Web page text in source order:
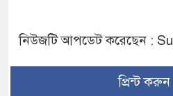
নিউজটি আপডেট করেছেন :
প্রিন্ট করুন